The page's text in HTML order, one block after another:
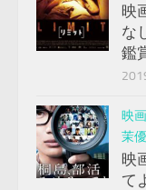
映
な
鑑
映画
茉優
映
て